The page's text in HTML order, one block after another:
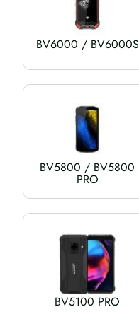
BV6000 / BV6000S
BV5800 / BV5800
PRO
BV5100 PRO